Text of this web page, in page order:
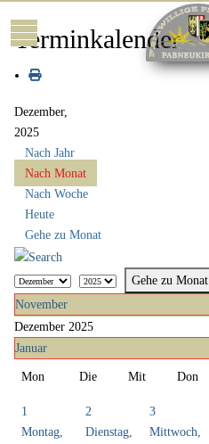
Mobile Menu Toggle
Terminkalender
Dezember,
2025
Nach Jahr
Nach Monat
Nach Woche
Heute
Gehe zu Monat
Gehe zu Monat
November
Dezember 2025
Januar
Mon Die Mit Don
1
Montag,
2
Dienstag,
3
Mittwoch,